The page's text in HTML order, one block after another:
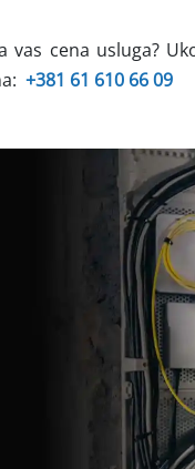
vas cena usluga?
+381 61 610 66 09